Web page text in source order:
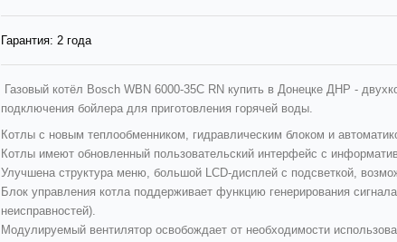
Гарантия: 2 года
Газовый котёл Bosch WBN 6000-35С RN купить в Донецке ДНР -
подключения бойлера для приготовления горячей воды.
Котлы с новым теплообменником, гидравлическим блоком и
Котлы имеют обновленный пользовательский интерфейс с
Улучшена структура меню, большой LCD-дисплей с подсветкой,
Блок управления котла поддерживает функцию генерирования
неисправностей).
Модулируемый вентилятор освобождает от необходимости